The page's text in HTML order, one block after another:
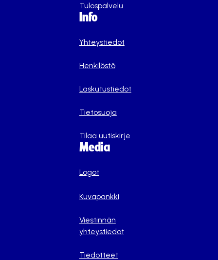
Tulospalvelu
Info
Yhteystiedot
Henkilöstö
Laskutustiedot
Tietosuoja
Tilaa uutiskirje
Media
Logot
Kuvapankki
Viestinnän
yhteystiedot
Tiedotteet